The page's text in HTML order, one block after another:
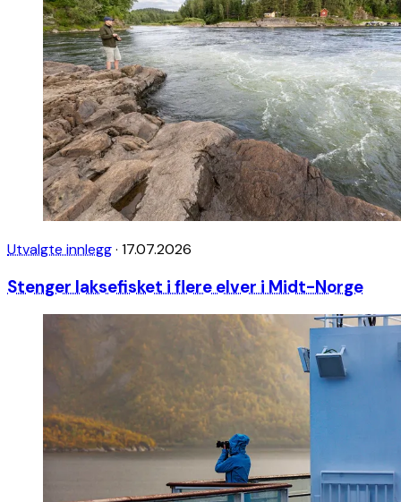
Utvalgte innlegg· 17.07.2026
Stenger laksefisket i flere elver i Midt-Norge